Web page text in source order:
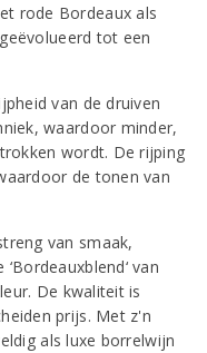
rode Bordeaux als
tot een
van de druiven
waardoor minder,
wordt. De rijping
de tonen van
van smaak,
van
De kwaliteit is
prijs. Met z'n
als luxe borrelwijn